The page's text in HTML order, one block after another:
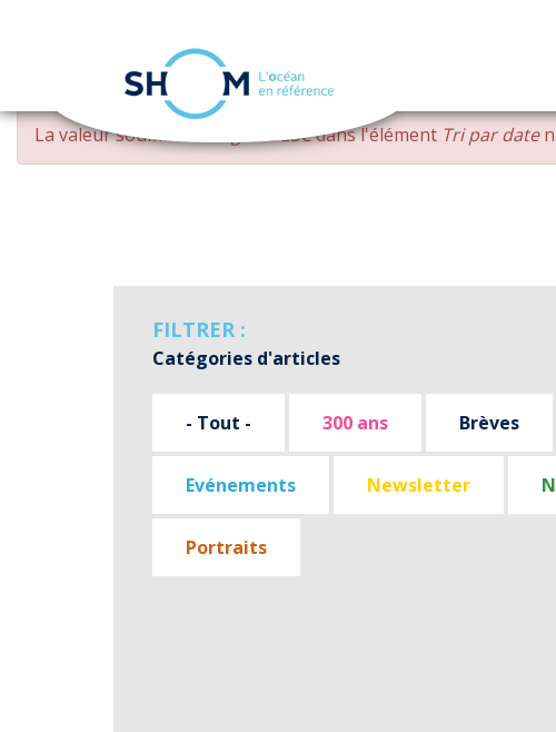
Aller
contenu
MESSAGE
D'ERREUR
La valeur soumise changed DESCdans l'élément Tri par date
FILTRER :
Catégories d'articles
- Tout - 300 ans Brèves
Evénements Newsletter
Portraits